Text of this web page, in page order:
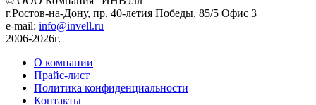
г.Ростов-на-Дону, пр. 40-летия Победы, 85/5 Офис 3
e-mail: info@invell.ru
2006-2026г.
О компании
Прайс-лист
Политика конфиденциальности
Контакты